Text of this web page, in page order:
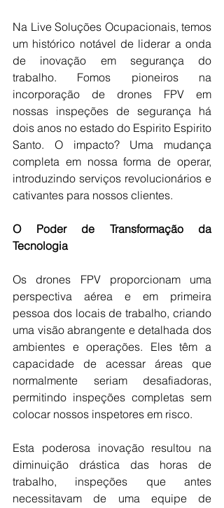
Na Live Soluções Ocupacionais, temos
um histórico notável de liderar a onda
de inovação em segurança do
trabalho. Fomos pioneiros na
incorporação de drones FPV em
nossas inspeções de segurança há
dois anos no estado do Espirito Espirito
Santo. O impacto? Uma mudança
completa em nossa forma de operar,
introduzindo serviços revolucionários e
cativantes para nossos clientes.
O Poder de Transformação da
Tecnologia
Os drones FPV proporcionam uma
perspectiva aérea e em primeira
pessoa dos locais de trabalho, criando
uma visão abrangente e detalhada dos
ambientes e operações. Eles têm a
capacidade de acessar áreas que
normalmente seriam desafiadoras,
permitindo inspeções completas sem
colocar nossos inspetores em risco.
Esta poderosa inovação resultou na
diminuição drástica das horas de
trabalho, inspeções que antes
necessitavam de uma equipe de